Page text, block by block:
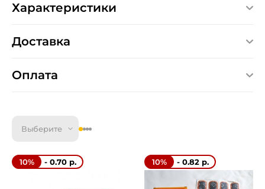
Характеристики
Доставка
Оплата
Выберите
10% - 0.70 р. 10% - 0.82 р.